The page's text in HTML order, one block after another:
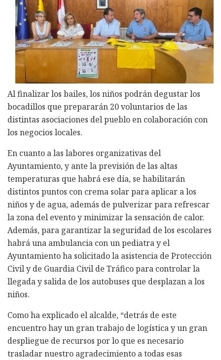
Al finalizar los bailes, los niños podrán degustar los
bocadillos que prepararán 20 voluntarios de las
distintas asociaciones del pueblo en colaboración con
los negocios locales.
En cuanto a las labores organizativas del
Ayuntamiento, y ante la previsión de las altas
temperaturas que habrá ese día, se habilitarán
distintos puntos con crema solar para aplicar a los
niños y de agua, además de pulverizar para refrescar
la zona del evento y minimizar la sensación de calor.
Además, para garantizar la seguridad de los escolares
habrá una ambulancia con un pediatra y el
Ayuntamiento ha solicitado la asistencia de Protección
Civil y de Guardia Civil de Tráfico para controlar la
llegada y salida de los autobuses que desplazan a los
niños.
Como ha explicado el alcalde, “detrás de este
encuentro hay un gran trabajo de logística y un gran
despliegue de recursos por lo que es necesario
trasladar nuestro agradecimiento a todas esas